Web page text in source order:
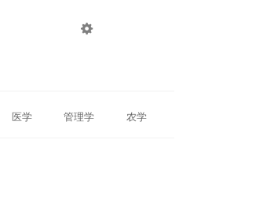

医学 管理学 农学